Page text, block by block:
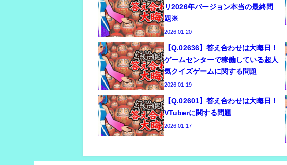
リ2026年バージョン本当の最終問
題※
2026.01.20
【Q.02636】答え合わせは大晦日！
ゲームセンターで稼働している超人
気クイズゲームに関する問題
2026.01.19
【Q.02601】答え合わせは大晦日！
VTuberに関する問題
2026.01.17